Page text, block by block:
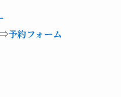
予約フォーム